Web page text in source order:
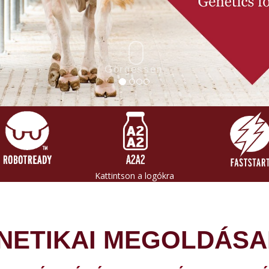
Görgessen
Kattintson a logókra